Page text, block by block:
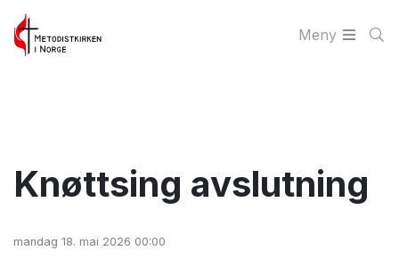
Meny
Knøttsing avslutning
mandag 18. mai 2026 00:00